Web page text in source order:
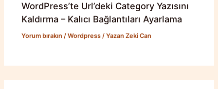
WordPress’te Url’deki Category Yazısını
Kaldırma – Kalıcı Bağlantıları Ayarlama
Yorum bırakın /Wordpress / Yazan Zeki Can